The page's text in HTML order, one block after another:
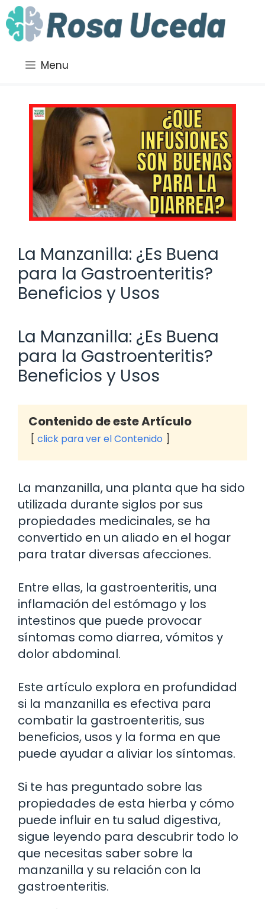
Saltar
al
contenido
Menu
La Manzanilla: ¿Es Buena
para la Gastroenteritis?
Beneficios y Usos
La Manzanilla: ¿Es Buena
para la Gastroenteritis?
Beneficios y Usos
Contenido de este Artículo
click para ver el Contenido
La manzanilla, una planta que ha sido
utilizada durante siglos por sus
propiedades medicinales, se ha
convertido en un aliado en el hogar
para tratar diversas afecciones.
Entre ellas, la gastroenteritis, una
inflamación del estómago y los
intestinos que puede provocar
síntomas como diarrea, vómitos y
dolor abdominal.
Este artículo explora en profundidad
si la manzanilla es efectiva para
combatir la gastroenteritis, sus
beneficios, usos y la forma en que
puede ayudar a aliviar los síntomas.
Si te has preguntado sobre las
propiedades de esta hierba y cómo
puede influir en tu salud digestiva,
sigue leyendo para descubrir todo lo
que necesitas saber sobre la
manzanilla y su relación con la
gastroenteritis.